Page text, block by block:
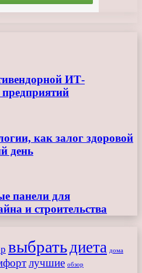
ИТ-
как залог здоровой
день
панели для
и строительства
выбратьдиета дома
лучшие обзор